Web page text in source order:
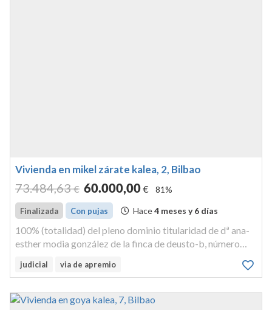
Vivienda en mikel zárate kalea, 2, Bilbao
73.484,63 € 60.000,00€ 81%
Finalizada Con pujas Hace4 meses y 6 días
100% (totalidad) del pleno dominio titularidad de dª ana-
esther modia gonzález de la finca de deusto-b, número
primera de la casa número dos de la calle mikel zarate, en
judicial via de apremio